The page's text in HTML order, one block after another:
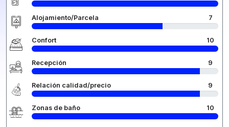
Alojamiento/Parcela 7
Confort 10
Recepción 9
Relación calidad/precio 9
Zonas de baño 10